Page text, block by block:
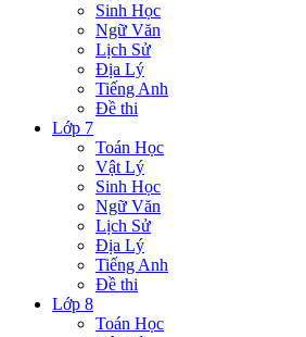
Sinh Học
Ngữ Văn
Lịch Sử
Địa Lý
Tiếng Anh
Đề thi
Lớp 7
Toán Học
Vật Lý
Sinh Học
Ngữ Văn
Lịch Sử
Địa Lý
Tiếng Anh
Đề thi
Lớp 8
Toán Học